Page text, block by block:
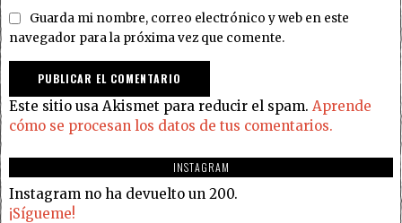
Guarda mi nombre, correo electrónico y web en este
navegador para la próxima vez que comente.
Este sitio usa Akismet para reducir el spam. Aprende
cómo se procesan los datos de tus comentarios.
INSTAGRAM
Instagram no ha devuelto un 200.
¡Sígueme!